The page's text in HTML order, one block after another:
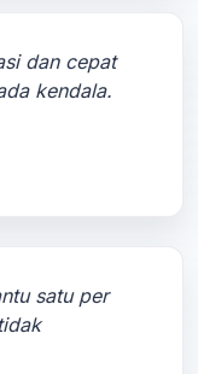
dan cepat
kendala.
satu per